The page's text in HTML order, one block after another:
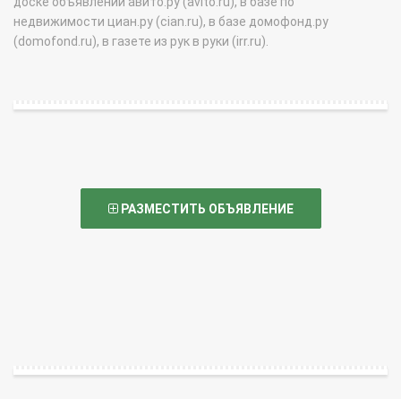
недвижимости циан.ру (cian.ru), в базе домофонд.ру
(domofond.ru), в газете из рук в руки (irr.ru).
РАЗМЕСТИТЬ ОБЪЯВЛЕНИЕ